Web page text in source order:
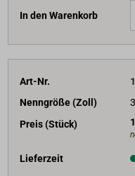
In den Warenkorb
Art-Nr.
Nenngröße (Zoll)
Preis (Stück)
Lieferzeit